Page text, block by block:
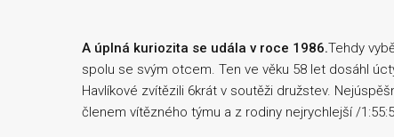
A úplná kuriozita se udála v roce 1986.Tehdy
spolu se svým otcem. Ten ve věku 58 let dosáhl
Havlíkové zvítězili 6krát v soutěži družstev.
členem vítězného týmu a z rodiny nejrychlejší /